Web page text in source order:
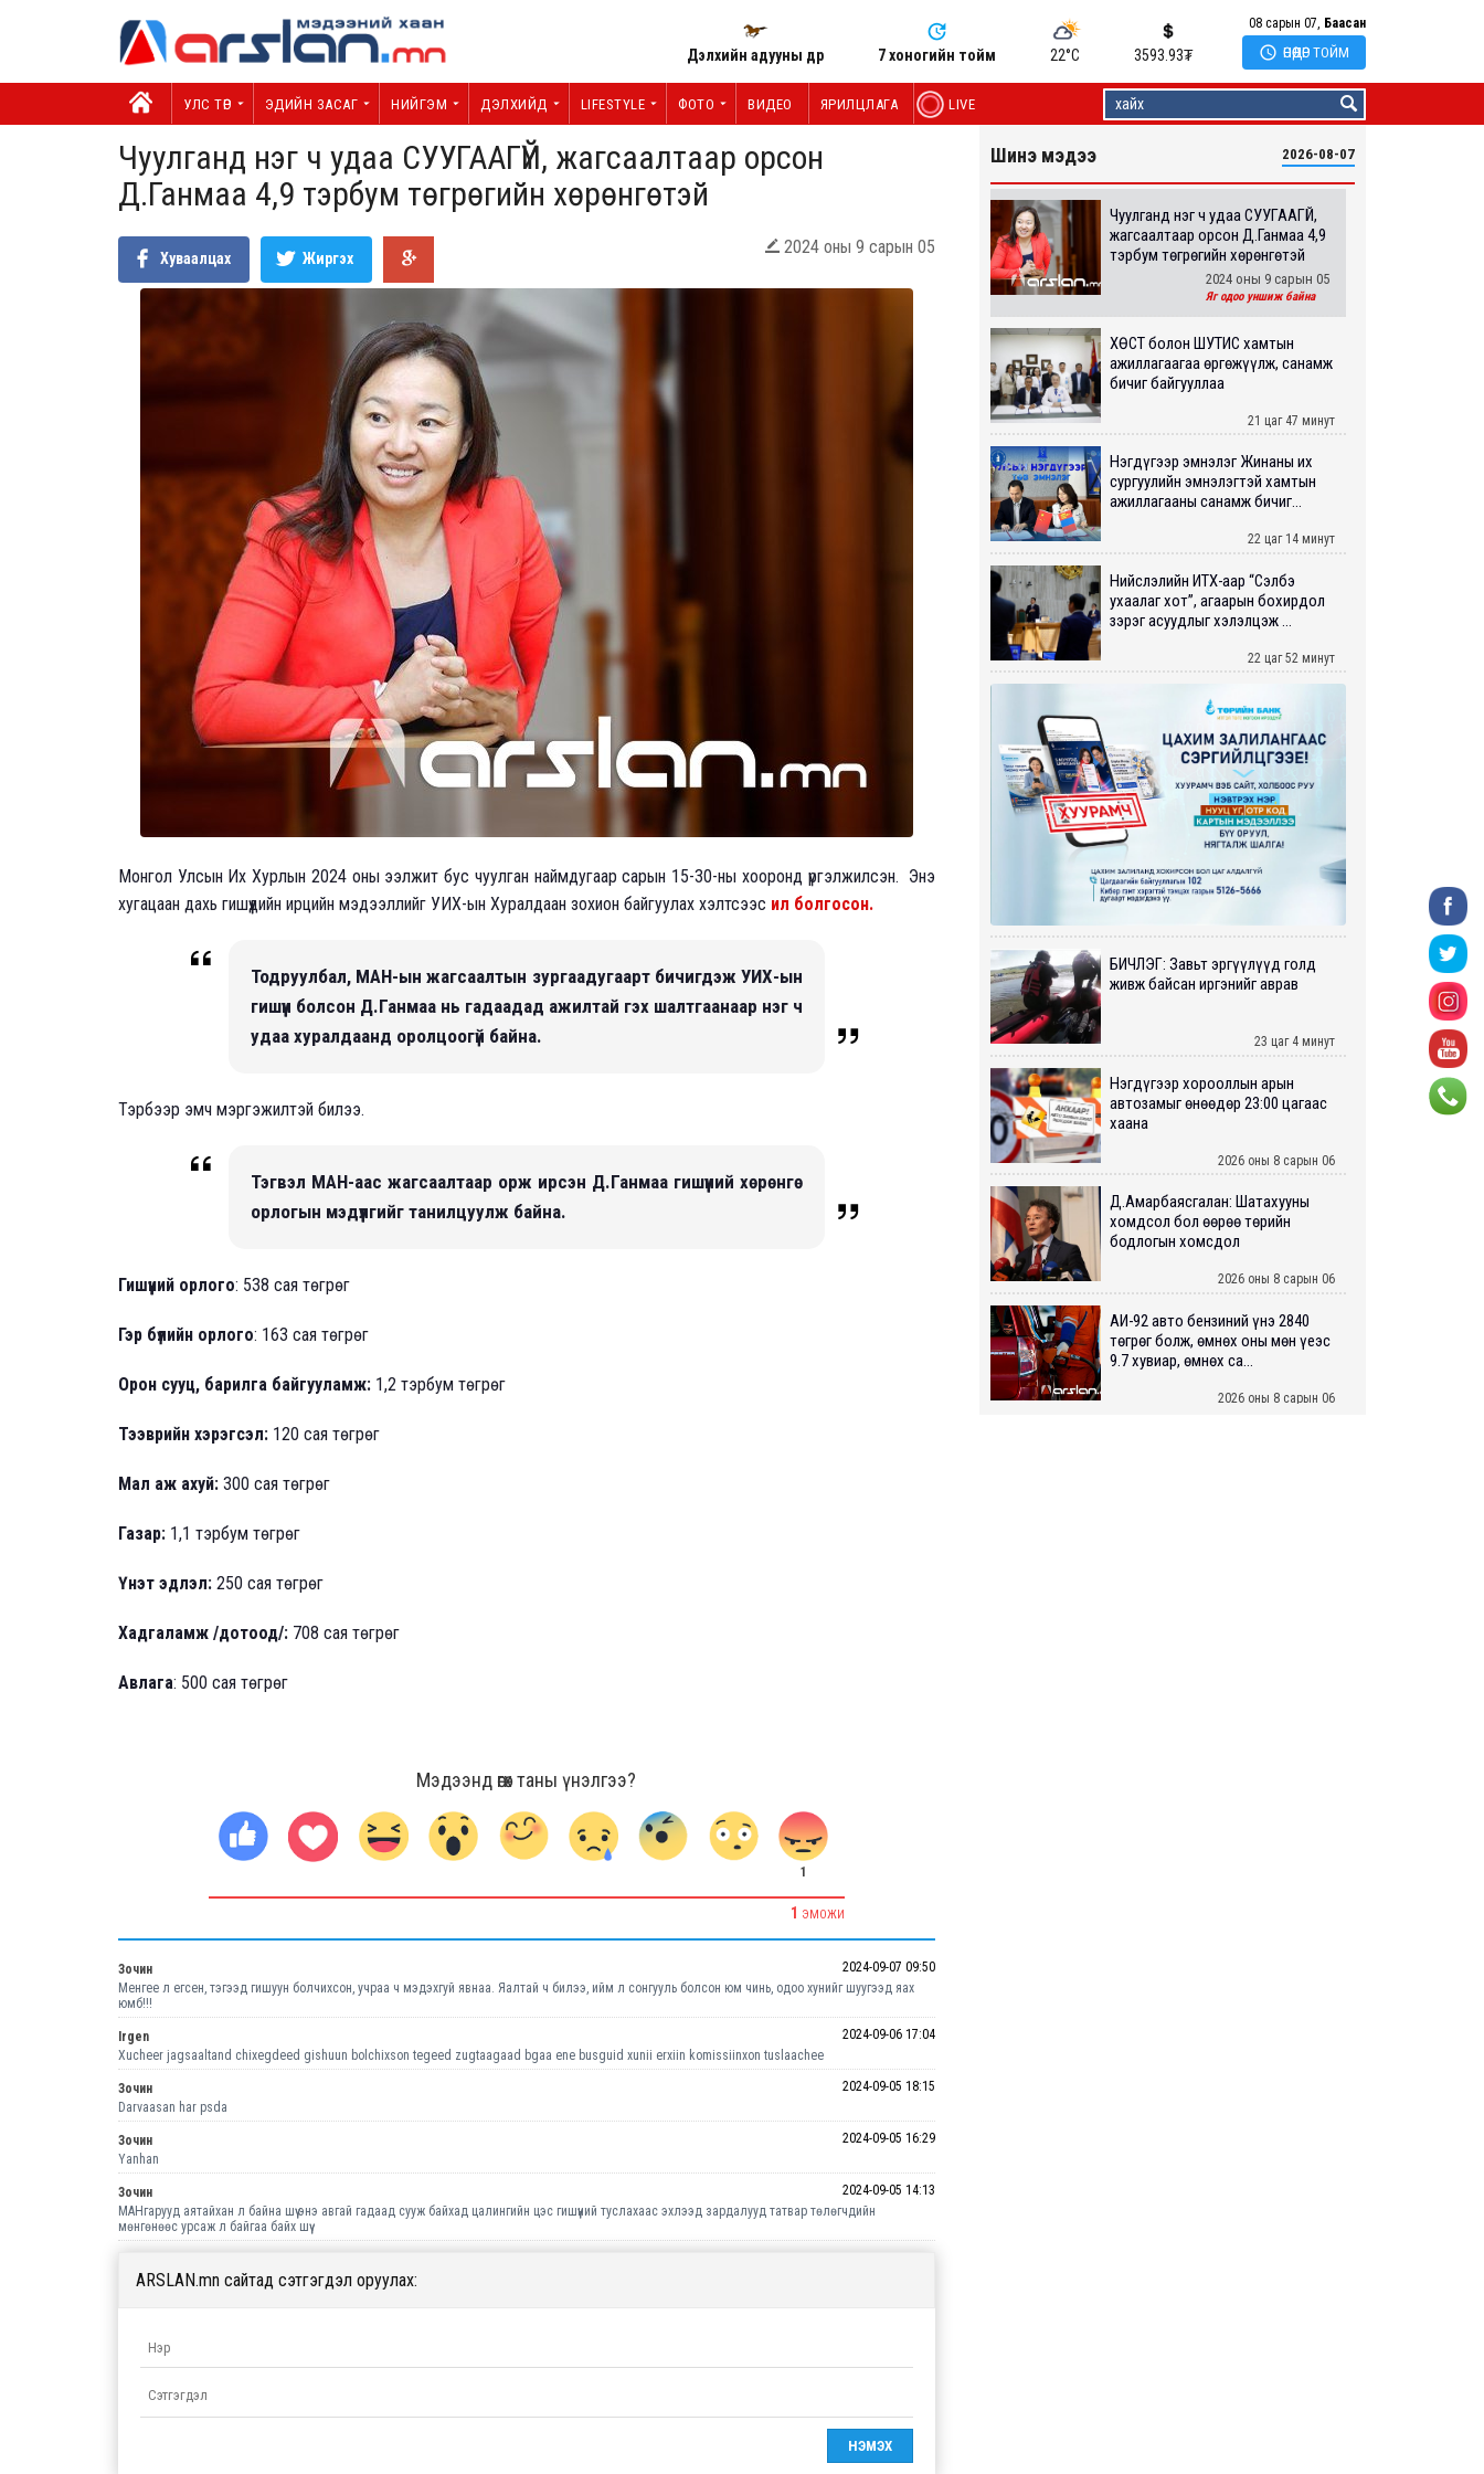
Дэлхийн адууны өдөр 7 хоногийн тойм 22°C 3593.93₮
08 сарын 07, Баасан
 ӨНӨӨДӨР ТОЙМ
УЛС ТӨР ЭДИЙН ЗАСАГ НИЙГЭМ ДЭЛХИЙД LIFESTYLE ФОТО ВИДЕО ЯРИЛЦЛАГА LIVE
Чуулганд нэг ч удаа СУУГААГҮЙ, жагсаалтаар орсон
Д.Ганмаа 4,9 тэрбум төгрөгийн хөрөнгөтэй
Хуваалцах Жиргэх
 2024 оны 9 сарын 05
Монгол Улсын Их Хурлын 2024 оны ээлжит бус чуулган наймдугаар сарын 15-30-ны хооронд үргэлжилсэн. Энэ
хугацаан дахь гишүүдийн ирцийн мэдээллийг УИХ-ын Хуралдаан зохион байгуулах хэлтсээс ил болгосон.
Тодруулбал, МАН-ын жагсаалтын зургаадугаарт бичигдэж УИХ-ын
гишүүн болсон Д.Ганмаа нь гадаадад ажилтай гэх шалтгаанаар нэг ч
удаа хуралдаанд оролцоогүй байна.
Тэрбээр эмч мэргэжилтэй билээ.
Тэгвэл МАН-аас жагсаалтаар орж ирсэн Д.Ганмаа гишүүний хөрөнгө
орлогын мэдүүлгийг танилцуулж байна.
Гишүүний орлого: 538 сая төгрөг
Гэр бүлийн орлого: 163 сая төгрөг
Орон сууц, барилга байгууламж: 1,2 тэрбум төгрөг
Тээврийн хэрэгсэл: 120 сая төгрөг
Мал аж ахуй: 300 сая төгрөг
Газар: 1,1 тэрбум төгрөг
Үнэт эдлэл: 250 сая төгрөг
Хадгаламж /дотоод/: 708 сая төгрөг
Авлага: 500 сая төгрөг
Мэдээнд өгөх таны үнэлгээ?
1
1 ЭМОЖИ
Зочин
2024-09-07 09:50
Менгее л егсен, тэгээд гишуун болчихсон, учраа ч мэдэхгуй явнаа. Яалтай ч билээ, ийм л сонгууль болсон юм чинь, одоо хунийг шуугээд яах
юмб!!!
Irgen
2024-09-06 17:04
Xucheer jagsaaltand chixegdeed gishuun bolchixson tegeed zugtaagaad bgaa ene busguid xunii erxiin komissiinxon tuslaachee
Зочин
2024-09-05 18:15
Darvaasan har psda
Зочин
2024-09-05 16:29
Yanhan
Зочин
2024-09-05 14:13
МАНгарууд аятайхан л байна шүү энэ авгай гадаад сууж байхад цалингийн цэс гишүүний туслахаас эхлээд зардалууд татвар төлөгчдийн
мөнгөнөөс урсаж л байгаа байх шүү
ARSLAN.mn сайтад сэтгэгдэл оруулах:
Шинэ мэдээ 2026-08-07
Чуулганд нэг ч удаа СУУГААГҮЙ,
жагсаалтаар орсон Д.Ганмаа 4,9
тэрбум төгрөгийн хөрөнгөтэй
2024 оны 9 сарын 05
Яг одоо уншиж байна
ХӨСҮТ болон ШУТИС хамтын
ажиллагаагаа өргөжүүлж, санамж
бичиг байгууллаа
21 цаг 47 минут
Нэгдүгээр эмнэлэг Жинаны их
сургуулийн эмнэлэгтэй хамтын
ажиллагааны санамж бичиг...
22 цаг 14 минут
Нийслэлийн ИТХ-аар “Сэлбэ
ухаалаг хот”, агаарын бохирдол
зэрэг асуудлыг хэлэлцэж ...
22 цаг 52 минут
БИЧЛЭГ: Завьт эргүүлүүд голд
живж байсан иргэнийг аврав
23 цаг 4 минут
Нэгдүгээр хорооллын арын
автозамыг өнөөдөр 23:00 цагаас
хаана
2026 оны 8 сарын 06
Д.Амарбаясгалан: Шатахууны
хомдсол бол өөрөө төрийн
бодлогын хомсдол
2026 оны 8 сарын 06
АИ-92 авто бензиний үнэ 2840
төгрөг болж, өмнөх оны мөн үеэс
9.7 хувиар, өмнөх са...
2026 оны 8 сарын 06